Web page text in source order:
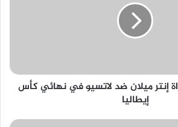
إنتر ميلان ضد لاتسيو في نهائي كأس
إيطاليا